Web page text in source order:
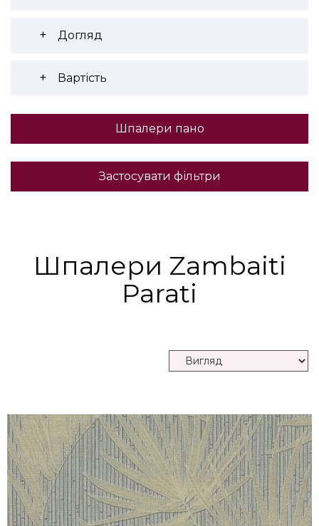
Догляд
Вартість
Шпалери пано
Застосувати фільтри
Шпалери Zambaiti
Parati